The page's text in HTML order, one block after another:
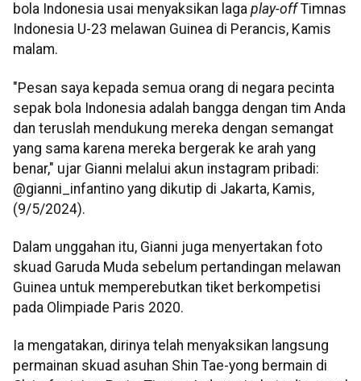
bola Indonesia usai menyaksikan laga play-offTimnas
Indonesia U-23 melawan Guinea di Perancis, Kamis
malam.
"Pesan saya kepada semua orang di negara pecinta
sepak bola Indonesia adalah bangga dengan tim Anda
dan teruslah mendukung mereka dengan semangat
yang sama karena mereka bergerak ke arah yang
benar," ujar Gianni melalui akun instagram pribadi:
@gianni_infantino yang dikutip di Jakarta, Kamis,
(9/5/2024).
Dalam unggahan itu, Gianni juga menyertakan foto
skuad Garuda Muda sebelum pertandingan melawan
Guinea untuk memperebutkan tiket berkompetisi
pada Olimpiade Paris 2020.
Ia mengatakan, dirinya telah menyaksikan langsung
permainan skuad asuhan Shin Tae-yong bermain di